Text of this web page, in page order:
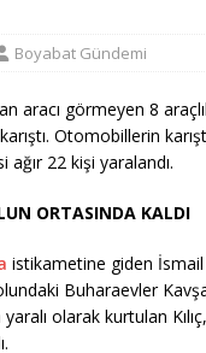
Boyabat Gündemi
aracı görmeyen 8
Otomobillerin
ağır 22 kişi yaralandı.
ORTASINDA KALDI
istikametine giden İsmail
Buharaevler
olarak kurtulan